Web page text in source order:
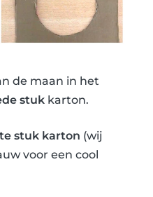
de maan in het
stuk karton.
stuk karton (wij
voor een cool